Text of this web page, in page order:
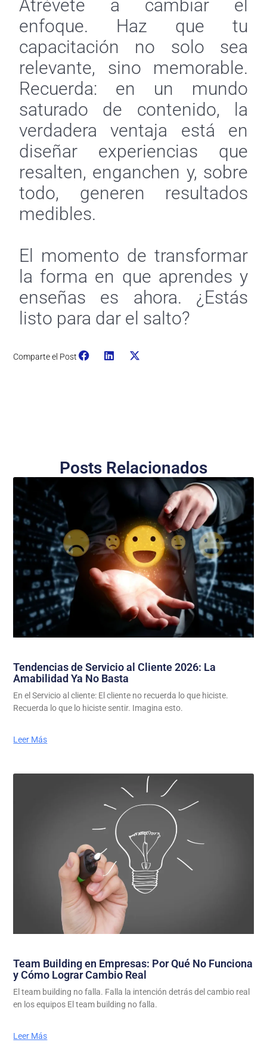
Atrévete a cambiar el
enfoque. Haz que tu
capacitación no solo sea
relevante, sino memorable.
Recuerda: en un mundo
saturado de contenido, la
verdadera ventaja está en
diseñar experiencias que
resalten, enganchen y, sobre
todo, generen resultados
medibles.
El momento de transformar
la forma en que aprendes y
enseñas es ahora. ¿Estás
listo para dar el salto?
Comparte el Post
Posts Relacionados
Tendencias de Servicio al Cliente 2026: La
Amabilidad Ya No Basta
En el Servicio al cliente: El cliente no recuerda lo que hiciste.
Recuerda lo que lo hiciste sentir. Imagina esto.
Leer Más
Team Building en Empresas: Por Qué No Funciona
y Cómo Lograr Cambio Real
El team building no falla. Falla la intención detrás del cambio real
en los equipos El team building no falla.
Leer Más